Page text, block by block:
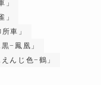
」
」
車」
−鳳凰」
んじ色−鶴」